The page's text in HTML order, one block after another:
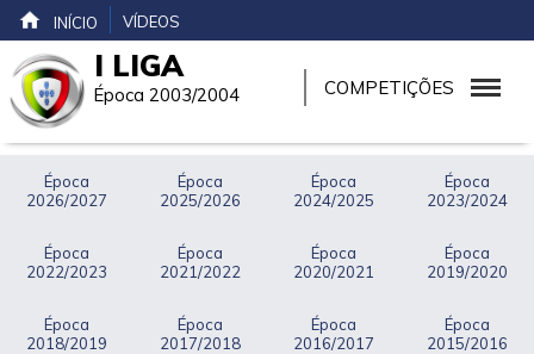
INÍCIO VÍDEOS
I LIGA
Época 2003/2004 COMPETIÇÕES
Época
2026/2027
Época
2025/2026
Época
2024/2025
Época
2023/2024
Época
2022/2023
Época
2021/2022
Época
2020/2021
Época
2019/2020
Época
2018/2019
Época
2017/2018
Época
2016/2017
Época
2015/2016